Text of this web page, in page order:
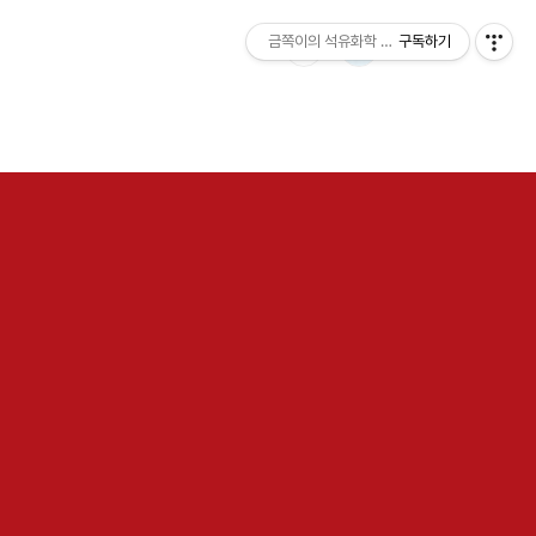
금쪽이의 석유화학 이야기구독하기